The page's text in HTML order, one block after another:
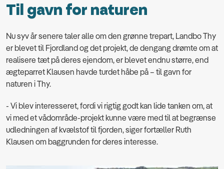
Til gavn for naturen
Nu syv år senere taler alle om den grønne trepart, Landbo Thy
er blevet til Fjordland og det projekt, de dengang drømte om at
realisere tæt på deres ejendom, er blevet endnu større, end
ægteparret Klausen havde turdet håbe på – til gavn for
naturen i Thy.
- Vi blev interesseret, fordi vi rigtig godt kan lide tanken om, at
vi med et vådområde-projekt kunne være med til at begrænse
udledningen af kvælstof til fjorden, siger fortæller Ruth
Klausen om baggrunden for deres interesse.